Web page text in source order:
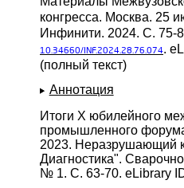
конгресса. Москва. 25
Инфинити. 2024. С. 75-
10.34660/INF.2024.28.76.074.
(полный текст)
Аннотация
Итоги Х юбилейного
промышленного
2023. Неразрушающий
Диагностика".
№ 1. С. 63-70. eLibrary